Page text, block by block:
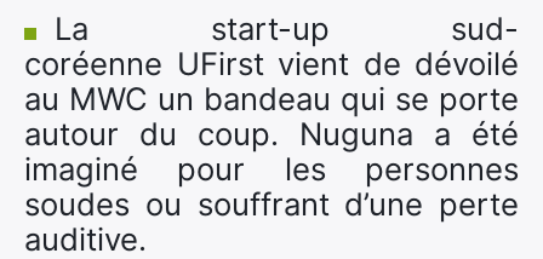
La start-up sud-
coréenne UFirst vient de dévoilé
au MWC un bandeau qui se porte
autour du coup. Nuguna a été
imaginé pour les personnes
soudes ou souffrant d’une perte
auditive.